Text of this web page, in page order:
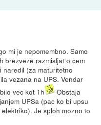
mi je nepomembno. Samo
brezveze razmisljat o cem
naredil (za maturitetno
vezana na UPS. Vendar
vec kot 1h
Obstaja
UPSa (pac ko bi upsu
Je sploh mozno to